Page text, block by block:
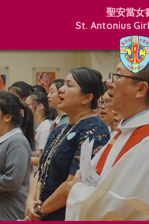
聖安當女
St. Antonius